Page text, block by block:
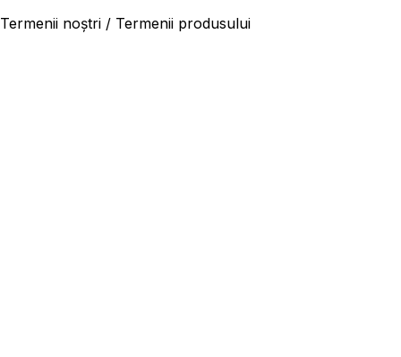
Termenii noștri / Termenii produsului